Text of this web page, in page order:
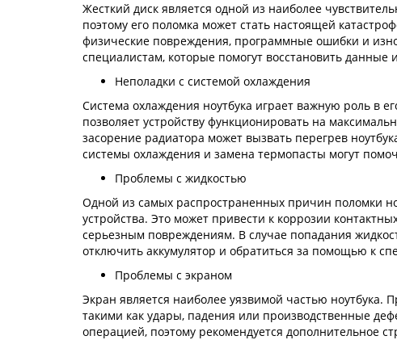
Жесткий диск является одной из наиболее
поэтому его поломка может стать настоящей
физические повреждения, программные ошибки и
специалистам, которые помогут восстановить
Неполадки с системой охлаждения
Система охлаждения ноутбука играет важную роль в
позволяет устройству функционировать на
засорение радиатора может вызвать перегрев
системы охлаждения и замена термопасты могут
Проблемы с жидкостью
Одной из самых распространенных причин поломки
устройства. Это может привести к коррозии
серьезным повреждениям. В случае попадания
отключить аккумулятор и обратиться за помощью к
Проблемы с экраном
Экран является наиболее уязвимой частью
такими как удары, падения или производственные
операцией, поэтому рекомендуется дополнительное